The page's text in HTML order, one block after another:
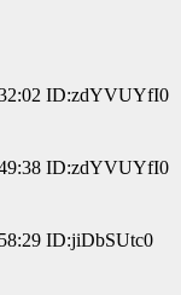
ID:zdYVUYfI0
ID:zdYVUYfI0
ID:jiDbSUtc0